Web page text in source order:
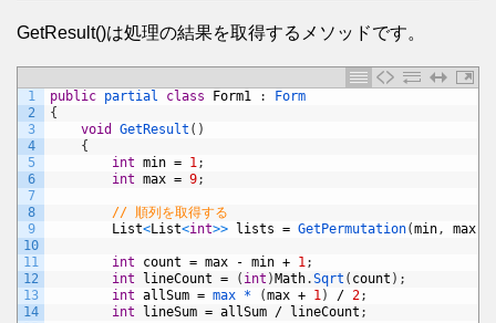
GetResult()は処理の結果を取得するメソッドです。
1
2
3
4
5
6
7
8
9
10
11
12
13
14
public partial class Form1 :
Form
{
void
GetResult ( )
{
int min = 1;
int max = 9;
// 順列を取得する
List<List<int>> lists = GetPermutation(min, max
int count = max - min + 1;
int
lineCount = ( int ) Math.Sqrt ( count ) ;
int allSum = max * (max + 1) / 2;
int
lineSum = allSum / lineCount ;